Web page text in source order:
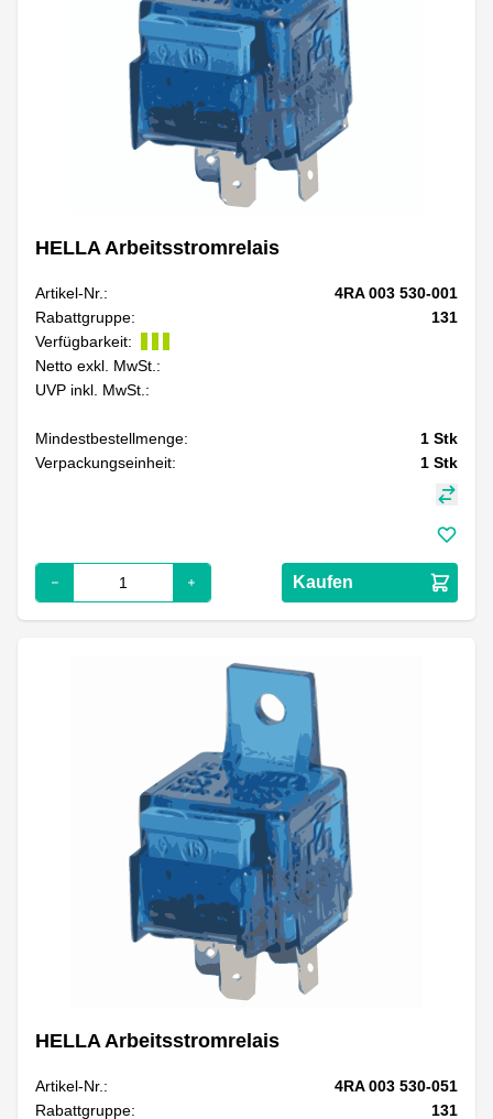
HELLA Arbeitsstromrelais
Artikel-Nr.:
4RA 003 530-001
Rabattgruppe:
131
Verfügbarkeit:
Netto exkl. MwSt.:
UVP inkl. MwSt.:
Mindestbestellmenge: 1 Stk
Verpackungseinheit:
1 Stk
Kaufen
HELLA Arbeitsstromrelais
Artikel-Nr.:
4RA 003 530-051
Rabattgruppe:
131